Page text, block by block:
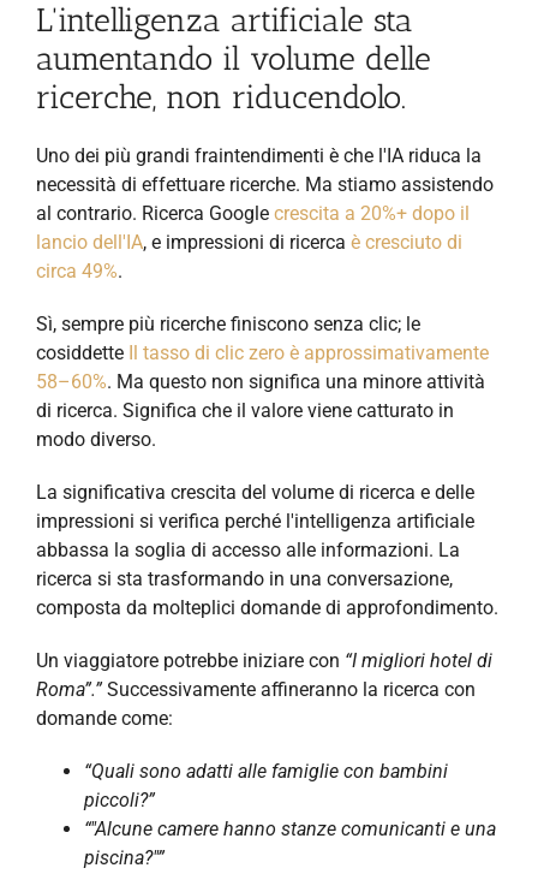
L'intelligenza artificiale sta
aumentando il volume delle
ricerche, non riducendolo.
Uno dei più grandi fraintendimenti è che l'IA riduca la
necessità di effettuare ricerche. Ma stiamo assistendo
al contrario. Ricerca Google crescita a 20%+ dopo il
lancio dell'IA, e impressioni di ricerca è cresciuto di
circa 49%.
Sì, sempre più ricerche finiscono senza clic; le
cosiddette
Il tasso di clic zero è approssimativamente
58–60%. Ma questo non significa una minore attività
di ricerca. Significa che il valore viene catturato in
modo diverso.
La significativa crescita del volume di ricerca e delle
impressioni si verifica perché l'intelligenza artificiale
abbassa la soglia di accesso alle informazioni. La
ricerca si sta trasformando in una conversazione,
composta da molteplici domande di approfondimento.
Un viaggiatore potrebbe iniziare con “I migliori hotel di
Roma”.”Successivamente affineranno la ricerca con
domande come:
“Quali sono adatti alle famiglie con bambini
piccoli?”
“"Alcune camere hanno stanze comunicanti e una
piscina?"”